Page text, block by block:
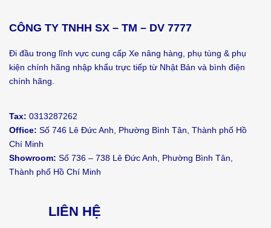
CÔNG TY TNHH SX – TM – DV 7777
Đi đầu trong lĩnh vực cung cấp Xe nâng hàng, phụ tùng & phụ
kiện chính hãng nhập khẩu trực tiếp từ Nhật Bản và bình điện
chính hãng.
Tax: 0313287262
Office: Số 746 Lê Đức Anh, Phường Bình Tân, Thành phố Hồ
Chí Minh
Showroom: Số 736 – 738 Lê Đức Anh, Phường Bình Tân,
Thành phố Hồ Chí Minh
LIÊN HỆ